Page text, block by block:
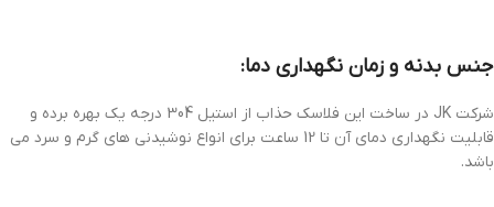
جنس بدنه و زمان نگهداری دما:
شرکت JK در ساخت این فلاسک حذاب از استیل 304 درجه یک بهره برده و
قابلیت نگهداری دمای آن تا 12 ساعت برای انواع نوشیدنی های گرم و سرد می
باشد.